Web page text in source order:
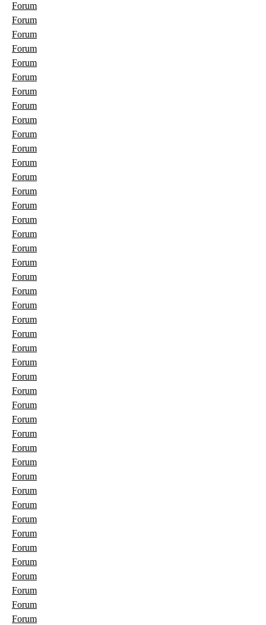
Forum
Forum
Forum
Forum
Forum
Forum
Forum
Forum
Forum
Forum
Forum
Forum
Forum
Forum
Forum
Forum
Forum
Forum
Forum
Forum
Forum
Forum
Forum
Forum
Forum
Forum
Forum
Forum
Forum
Forum
Forum
Forum
Forum
Forum
Forum
Forum
Forum
Forum
Forum
Forum
Forum
Forum
Forum
Forum